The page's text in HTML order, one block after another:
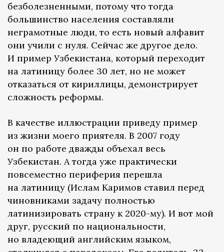
безболезненными, потому что тогда
большинство населения составляли
неграмотные люди, то есть новый алфавит
они учили с нуля. Сейчас же другое дело.
И пример Узбекистана, который переходит
на латиницу более 30 лет, но не может
отказаться от кириллицы, демонстрирует
сложность реформы.
В качестве иллюстрации приведу пример
из жизни моего приятеля. В 2007 году
он по работе дважды объехал весь
Узбекистан. А тогда уже практически
повсеместно периферия перешла
на латиницу (Ислам Каримов ставил перед
чиновниками задачу полностью
латинизировать страну к 2020-му). И вот мой
друг, русский по национальности,
но владеющий английским языком,